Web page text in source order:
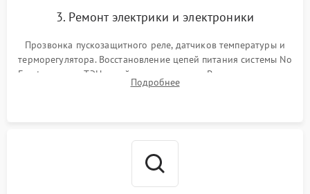
3. Ремонт электрики и электроники
Прозвонка пускозащитного реле, датчиков температуры и
терморегулятора. Восстановление цепей питания системы No
Frost, включая ТЭН оттайки и вентилятор. Ремонт или замена
платы управления при сбоях алгоритмов.
Подробнее